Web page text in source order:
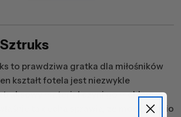
to prawdziwa gratka dla miłośników
kształt fotela jest niezwykle
materiał czyni go meblem w
ta cecha sprawia, że model Flavio